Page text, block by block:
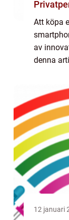
Att köpa
av
denna
typer
12 januari